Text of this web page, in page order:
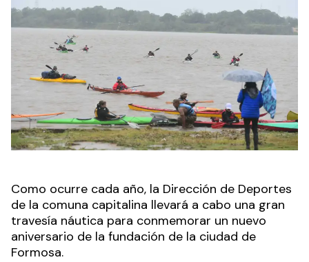
Como ocurre cada año, la Dirección de Deportes
de la comuna capitalina llevará a cabo una gran
travesía náutica para conmemorar un nuevo
aniversario de la fundación de la ciudad de
Formosa.